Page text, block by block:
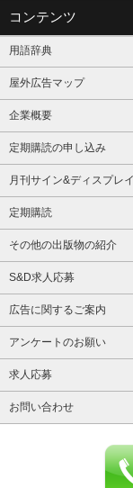
コンテンツ
用語辞典
屋外広告マップ
企業概要
定期購読の申し込み
月刊サイン&ディスプレ
定期購読
その他の出版物の紹介
S&D求人応募
広告に関するご案内
アンケートのお願い
求人応募
お問い合わせ